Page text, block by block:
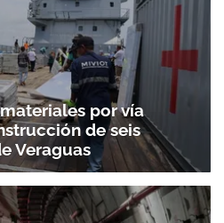
por vía
de seis
Veraguas